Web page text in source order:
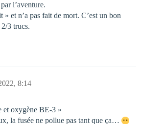
l’aventure.
» et n’a pas fait de mort. C’est un bon
3 trucs.
8:14
et oxygène BE-3 »
la fusée ne pollue pas tant que ça…